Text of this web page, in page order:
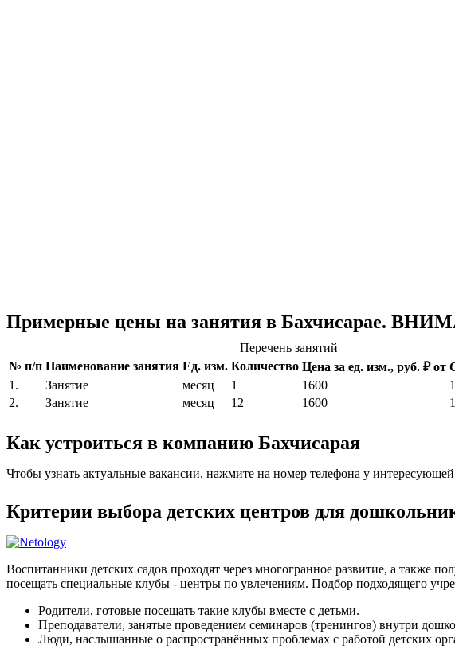
Примерные цены на занятия в Бахчисарае.
Перечень занятий
№ п/п Наименование занятия Ед. изм. Количество Цена за ед. изм., руб. ₽ от
1.
Занятие месяц 1 1600
2.
Занятие месяц 12 1600
Как устроиться в компанию Бахчисарая
Чтобы узнать актуальные вакансии, нажмите на номер телефона у
Критерии выбора детских центров для
Воспитанники детских садов проходят через многогранное развитие, а также
посещать специальные клубы - центры по увлечениям. Подбор подходящего
Родители, готовые посещать такие клубы вместе с детьми.
Преподаватели, занятые проведением семинаров (тренингов) внутри
Люди, наслышанные о распространённых проблемах с работой детских